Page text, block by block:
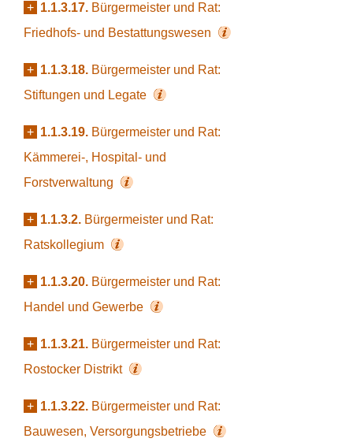
+ 1.1.3.17. Bürgermeister und Rat:
Friedhofs- und Bestattungswesen
+ 1.1.3.18. Bürgermeister und Rat:
Stiftungen und Legate
+ 1.1.3.19. Bürgermeister und Rat:
Kämmerei-, Hospital- und
Forstverwaltung
+ 1.1.3.2. Bürgermeister und Rat:
Ratskollegium
+ 1.1.3.20. Bürgermeister und Rat:
Handel und Gewerbe
+ 1.1.3.21. Bürgermeister und Rat:
Rostocker Distrikt
+ 1.1.3.22. Bürgermeister und Rat:
Bauwesen, Versorgungsbetriebe